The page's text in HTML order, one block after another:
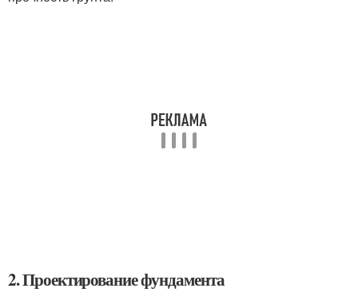
2. Проектирование фундамента